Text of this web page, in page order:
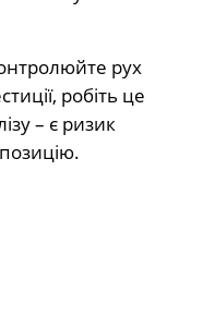
рух
робіть це
– є ризик